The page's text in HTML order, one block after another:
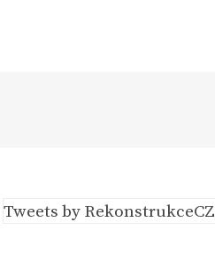
Tweets by RekonstrukceCZ